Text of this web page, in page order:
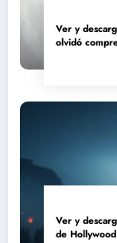
Ver y
olvidó
Ver y
de Hollywood